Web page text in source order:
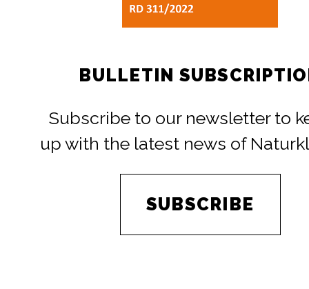
BULLETIN
Subscribe to our newsletter to
up with the latest news of
SUBSCRIBE